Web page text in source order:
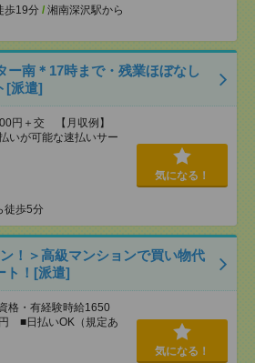
歩19分 / 湘南深沢駅から
ー南＊17時まで・残業ほぼなし
[派遣]
円＋交 【月収例】
が可能な速払いサー
徒歩5分
気になる！
！＞高級マンションで買い物代
ト！[派遣]
格・有経験時給1650
■日払いOK（規定あ
気になる！